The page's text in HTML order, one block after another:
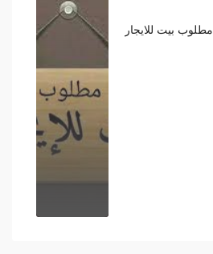
مطلوب بيت للايجار